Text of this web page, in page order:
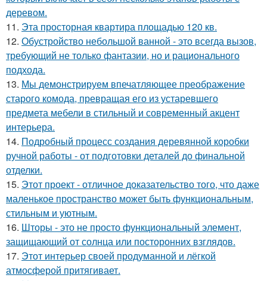
деревом.
11. Эта просторная квартира площадью 120 кв.
12. Обустройство небольшой ванной - это всегда вызов,
требующий не только фантазии, но и рационального
подхода.
13. Мы демонстрируем впечатляющее преображение
старого комода, превращая его из устаревшего
предмета мебели в стильный и современный акцент
интерьера.
14. Подробный процесс создания деревянной коробки
ручной работы - от подготовки деталей до финальной
отделки.
15. Этот проект - отличное доказательство того, что даже
маленькое пространство может быть функциональным,
стильным и уютным.
16. Шторы - это не просто функциональный элемент,
защищающий от солнца или посторонних взглядов.
17. Этот интерьер своей продуманной и лёгкой
атмосферой притягивает.